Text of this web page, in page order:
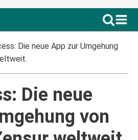
Die neue App zur Umgehung
Die neue
von